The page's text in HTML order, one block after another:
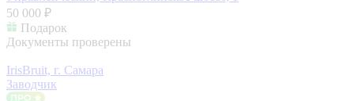
50 000 ₽
Подарок
Документы проверены
IrisBruit, г. Самара
Заводчик